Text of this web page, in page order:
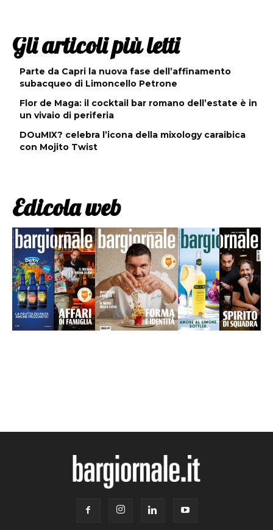
Gli articoli più letti
Parte da Capri la nuova fase dell’affinamento
subacqueo di Limoncello Petrone
Flor de Maga: il cocktail bar romano dell’estate è in
un vivaio di periferia
DOuMIX? celebra l’icona della mixology caraibica
con Mojito Twist
Edicola web